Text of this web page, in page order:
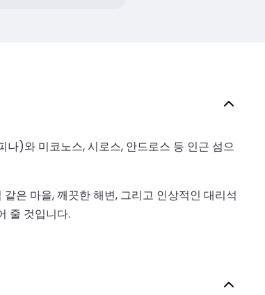
)와 미코노스, 시로스, 안드로스 등 인근 섬으
은 마을, 깨끗한 해변, 그리고 인상적인 대리석
줄 것입니다.